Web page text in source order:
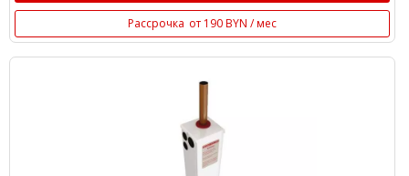
Рассрочка от 190 BYN / мес